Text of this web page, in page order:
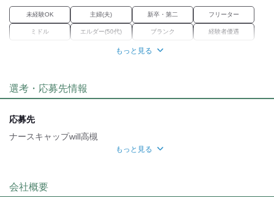
kkw_dm2203
未経験OK 主婦(夫) 新卒・第二 フリーター
ミドル エルダー(50代) ブランク 経験者優遇
魅力的な待遇
交通費有
自分らしい恰好
もっと見る
選考・応募先情報
応募先
ナースキャップwill高槻
最後までお読みいただき
ありがとうございます！
もっと見る
会社概要